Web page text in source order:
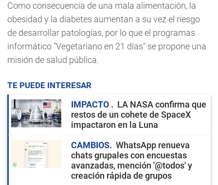
Como consecuencia de una mala alimentación, la
obesidad y la diabetes aumentan a su vez el riesgo
de desarrollar patologías, por lo que el programas
informático "Vegetariano en 21 días" se propone una
misión de salud pública.
TE PUEDE INTERESAR
IMPACTO
LA NASA confirma que
restos de un cohete de SpaceX
impactaron en la Luna
CAMBIOS
WhatsApp renueva
chats grupales con encuestas
avanzadas, mención '@todos' y
creación rápida de grupos